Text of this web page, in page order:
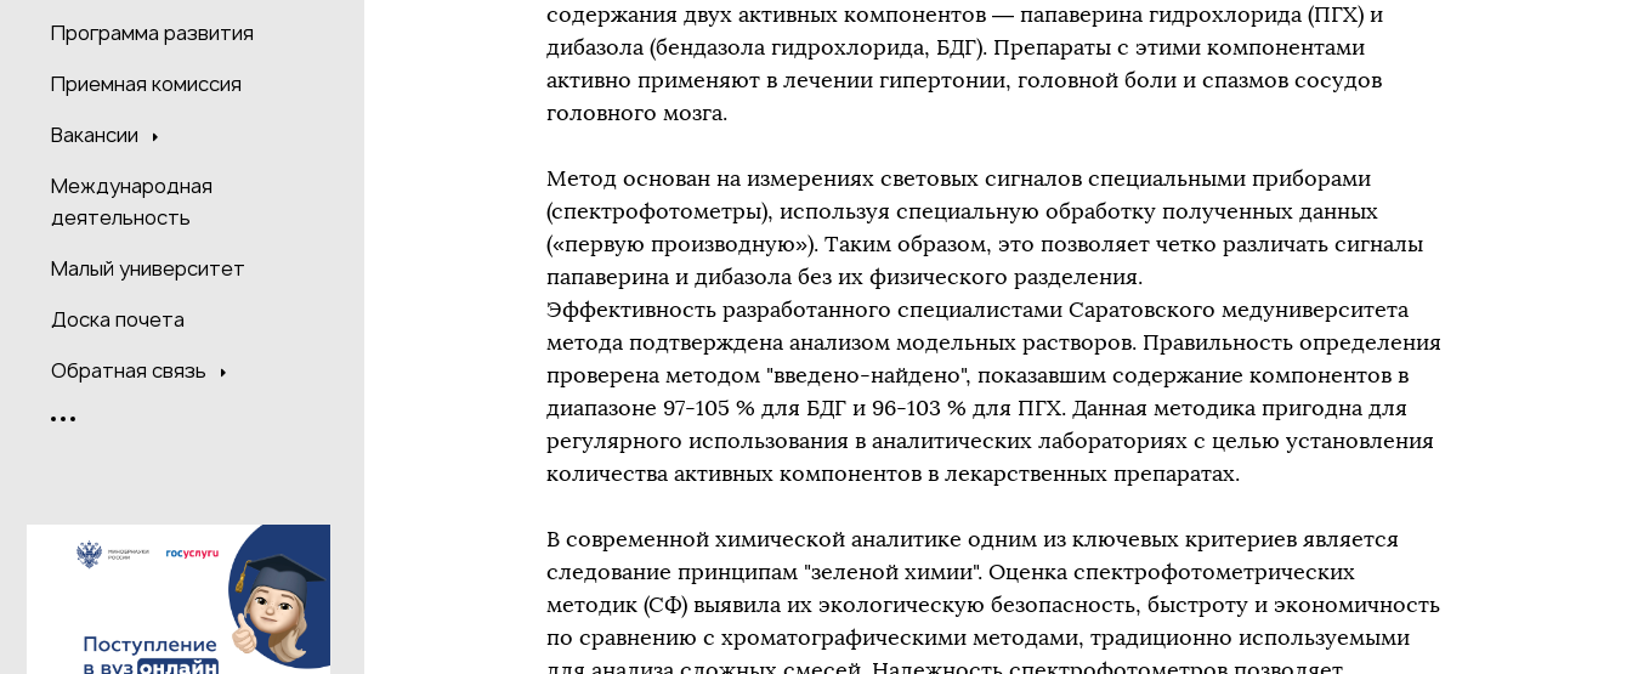
Программа развития
Приемная комиссия
Вакансии
Международная
деятельность
Малый университет
Доска почета
Обратная связь
содержания двух активных компонентов — папаверина гидрохлорида (ПГХ) и
дибазола (бендазола гидрохлорида, БДГ). Препараты с этими компонентами
активно применяют в лечении гипертонии, головной боли и спазмов сосудов
головного мозга.
Метод основан на измерениях световых сигналов специальными приборами
(спектрофотометры), используя специальную обработку полученных данных
(«первую производную»). Таким образом, это позволяет четко различать сигналы
папаверина и дибазола без их физического разделения.
Эффективность разработанного специалистами Саратовского медуниверситета
метода подтверждена анализом модельных растворов. Правильность определения
проверена методом "введено-найдено", показавшим содержание компонентов в
диапазоне 97-105 % для БДГ и 96-103 % для ПГХ. Данная методика пригодна для
регулярного использования в аналитических лабораториях с целью установления
количества активных компонентов в лекарственных препаратах.
В современной химической аналитике одним из ключевых критериев является
следование принципам "зеленой химии". Оценка спектрофотометрических
методик (СФ) выявила их экологическую безопасность, быстроту и экономичность
по сравнению с хроматографическими методами, традиционно используемыми